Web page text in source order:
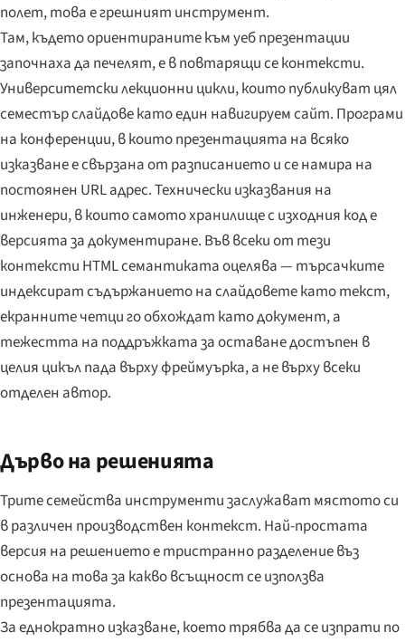
полет, това е грешният инструмент.
Там, където ориентираните към уеб презентации
започнаха да печелят, е в повтарящи се контексти.
Университетски лекционни цикли, които публикуват цял
семестър слайдове като един навигируем сайт. Програми
на конференции, в които презентацията на всяко
изказване е свързана от разписанието и се намира на
постоянен URL адрес. Технически изказвания на
инженери, в които самото хранилище с изходния код е
версията за документиране. Във всеки от тези
контексти HTML семантиката оцелява — търсачките
индексират съдържанието на слайдовете като текст,
екранните четци го обхождат като документ, а
тежестта на поддръжката за оставане достъпен в
целия цикъл пада върху фреймуърка, а не върху всеки
отделен автор.
Дърво на решенията
Трите семейства инструменти заслужават мястото си
в различен производствен контекст. Най-простата
версия на решението е тристранно разделение въз
основа на това за какво всъщност се използва
презентацията.
За еднократно изказване, което трябва да се изпрати по